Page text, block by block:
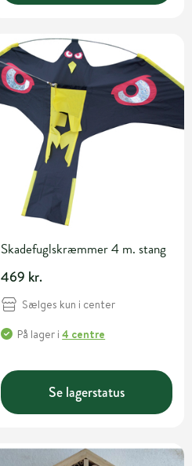
Skadefuglskræmmer 4 m. stang
469 kr.
Sælges kun i center
På lager i4 centre
Se lagerstatus